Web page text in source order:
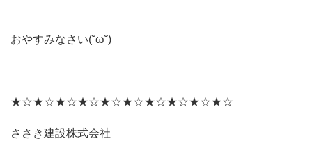
おやすみなさい(˘ω˘)
★☆★☆★☆★☆★☆★☆★☆★☆★☆★☆
ささき建設株式会社